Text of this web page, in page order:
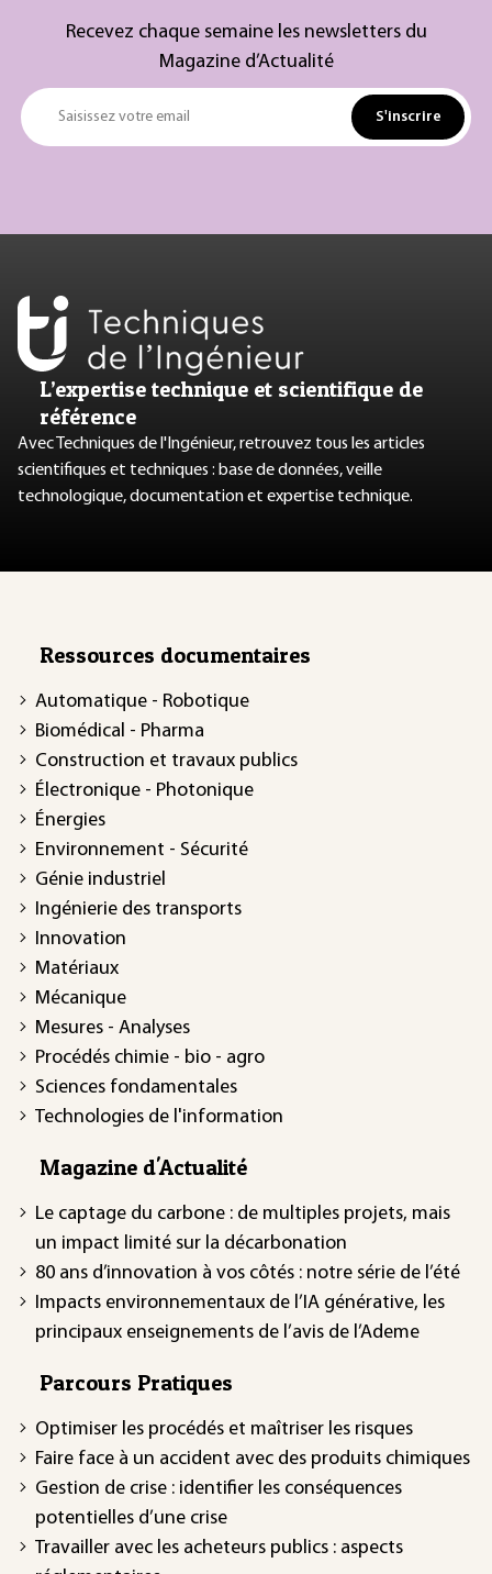
Recevez chaque semaine les newsletters du
Magazine d’Actualité
Saisissez votre email S'inscrire
L’expertise technique et scientifique de
référence
Avec Techniques de l'Ingénieur, retrouvez tous les articles
scientifiques et techniques : base de données, veille
technologique, documentation et expertise technique.
Ressources documentaires
Automatique - Robotique
Biomédical - Pharma
Construction et travaux publics
Électronique - Photonique
Énergies
Environnement - Sécurité
Génie industriel
Ingénierie des transports
Innovation
Matériaux
Mécanique
Mesures - Analyses
Procédés chimie - bio - agro
Sciences fondamentales
Technologies de l'information
Magazine d'Actualité
Le captage du carbone : de multiples projets, mais
un impact limité sur la décarbonation
80 ans d’innovation à vos côtés : notre série de l’été
Impacts environnementaux de l’IA générative, les
principaux enseignements de l’avis de l’Ademe
Parcours Pratiques
Optimiser les procédés et maîtriser les risques
Faire face à un accident avec des produits chimiques
Gestion de crise : identifier les conséquences
potentielles d’une crise
Travailler avec les acheteurs publics : aspects